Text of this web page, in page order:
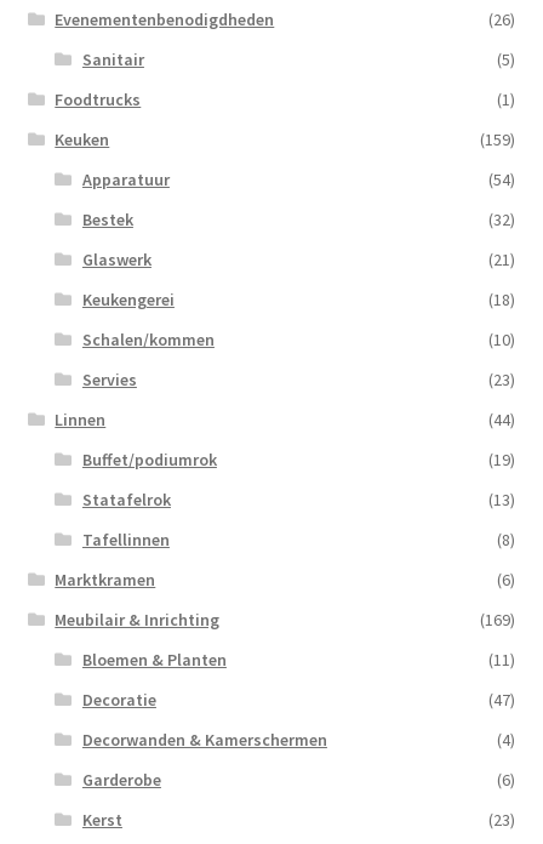
Evenementenbenodigdheden
(26)
Sanitair
(5)
Foodtrucks
(1)
Keuken
(159)
Apparatuur
(54)
Bestek
(32)
Glaswerk
(21)
Keukengerei
(18)
Schalen/kommen
(10)
Servies
(23)
Linnen
(44)
Buffet/podiumrok
(19)
Statafelrok
(13)
Tafellinnen
(8)
Marktkramen
(6)
Meubilair & Inrichting
(169)
Bloemen & Planten
(11)
Decoratie
(47)
Decorwanden & Kamerschermen
(4)
Garderobe
(6)
Kerst
(23)